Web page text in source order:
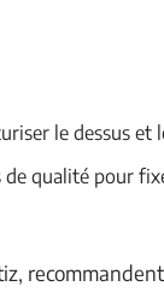
le dessus et
qualité pour